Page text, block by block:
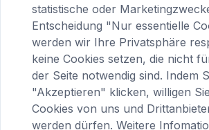
Praxis Maria Saal (Kärnten)
Brandlhof
statistische oder
Entscheidung "Nur essentielle
werden wir Ihre Privatsphäre
keine Cookies setzen, die nicht
der Seite notwendig sind. Indem
"Akzeptieren" klicken, willigen
Cookies von uns und
werden dürfen. Weitere